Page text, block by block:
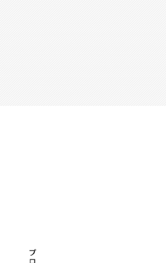
プロフェッショナル×つなが